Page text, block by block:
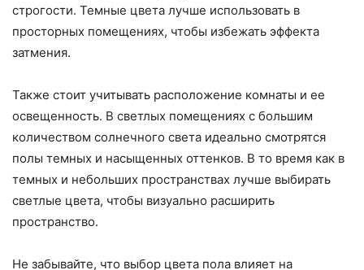
строгости. Темные цвета лучше использовать в
просторных помещениях, чтобы избежать эффекта
затмения.
Также стоит учитывать расположение комнаты и ее
освещенность. В светлых помещениях с большим
количеством солнечного света идеально смотрятся
полы темных и насыщенных оттенков. В то время как в
темных и небольших пространствах лучше выбирать
светлые цвета, чтобы визуально расширить
пространство.
Не забывайте, что выбор цвета пола влияет на